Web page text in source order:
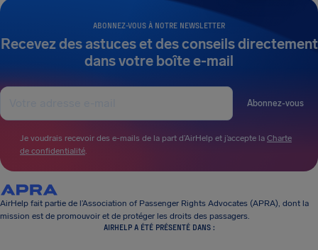
ABONNEZ-VOUS À NOTRE NEWSLETTER
Recevez des astuces et des conseils directement
dans votre boîte e-mail
Abonnez-vous
Je voudrais recevoir des e-mails de la part d’AirHelp et j’accepte la Charte
de confidentialité.
AirHelp fait partie de l’Association of Passenger Rights Advocates (APRA), dont la
mission est de promouvoir et de protéger les droits des passagers.
AIRHELP A ÉTÉ PRÉSENTÉ DANS :